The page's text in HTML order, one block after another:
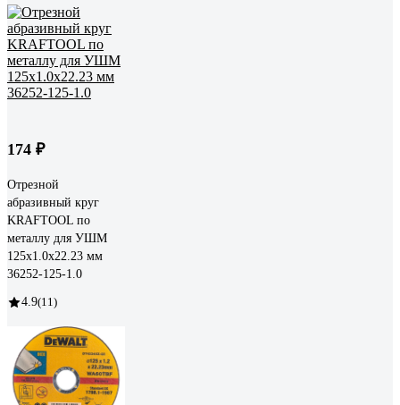
174 ₽
Отрезной
абразивный круг
KRAFTOOL по
металлу для УШМ
125x1.0x22.23 мм
36252-125-1.0
4.9(11)